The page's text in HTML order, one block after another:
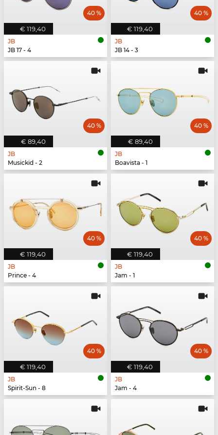
€ 119,40
40 %
JB
JB 17 - 4
€ 119,40
40 %
JB
JB 14 - 3
€ 89,40
40 %
JB
Musickid - 2
€ 89,40
40 %
JB
Boavista - 1
€ 119,40
40 %
JB
Prince - 4
€ 119,40
40 %
JB
Jam - 1
€ 119,40
40 %
JB
Spirit-Sun - 8
€ 119,40
40 %
JB
Jam - 4